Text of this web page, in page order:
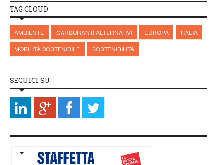
TAG CLOUD
AMBIENTE CARBURANTI ALTERNATIVI EUROPA
ITALIA
MOBILITÀ SOSTENIBILE
SOSTENIBILITÀ
SEGUICI SU